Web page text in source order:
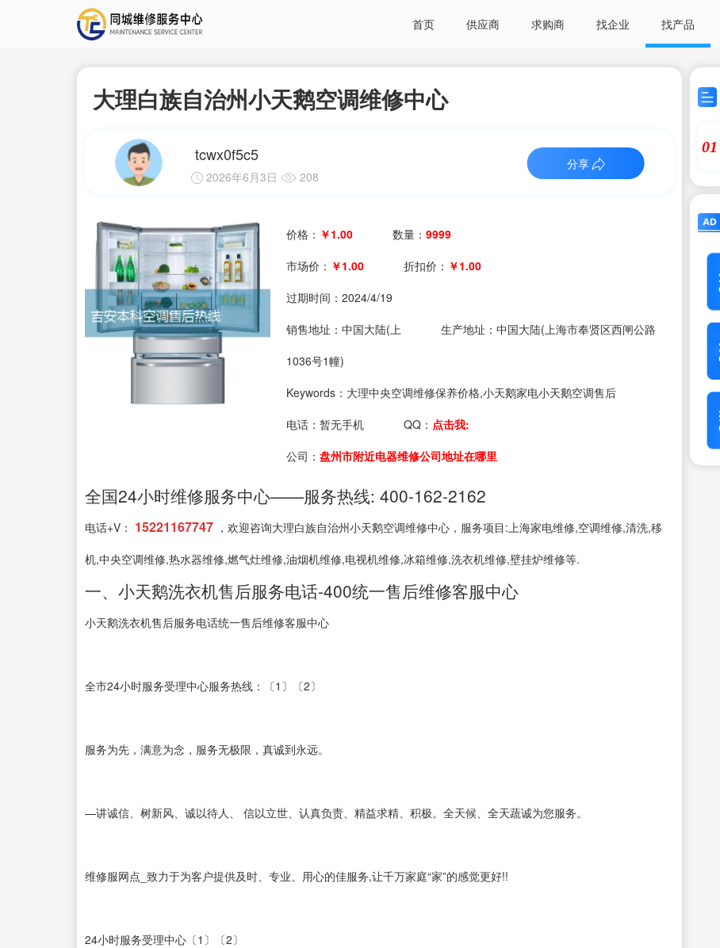
首页 供应商 求购商 找企业 找产品
大理白族自治州小天鹅空调维修中心
tcwx0f5c5
2026年6月3日 208
分享
价格： ￥1.00 数量：9999
市场价： ￥1.00 折扣价： ￥1.00
过期时间：2024/4/19
销售地址：中国大陆(上
生产地址：中国大陆(上海市奉贤区西闸公路
1036号1幢)
Keywords：大理中央空调维修保养价格,小天鹅家电小天鹅空调售后
电话：暂无手机 QQ： 点击我:
公司：盘州市附近电器维修公司地址在哪里
全国24小时维修服务中心——服务热线: 400-162-2162
电话+V： 15221167747 ，欢迎咨询大理白族自治州小天鹅空调维修中心，服务项目:上海家电维修,空调维修,清洗,移
机,中央空调维修,热水器维修,燃气灶维修,油烟机维修,电视机维修,冰箱维修,洗衣机维修,壁挂炉维修等.
一、小天鹅洗衣机售后服务电话-400统一售后维修客服中心
小天鹅洗衣机售后服务电话统一售后维修客服中心
全市24小时服务受理中心服务热线：〔1〕〔2〕
服务为先，满意为念，服务无极限，真诚到永远。
—讲诚信、树新风、诚以待人、 信以立世、认真负责、精益求精、积极。全天候、全天蔬诚为您服务。
维修服网点_致力于为客户提供及时、专业、用心的佳服务,让千万家庭“家”的感觉更好!!
24小时服务受理中心〔1〕〔2〕
01